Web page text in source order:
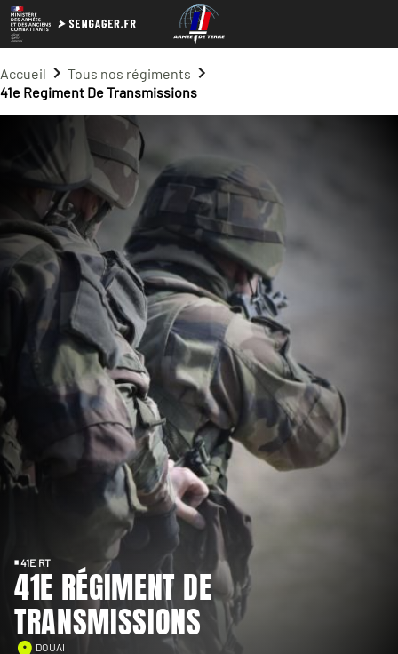
Accueil
Tous nos régiments
41e Regiment De Transmissions
41E RT
41E RÉGIMENT DE
TRANSMISSIONS
DOUAI